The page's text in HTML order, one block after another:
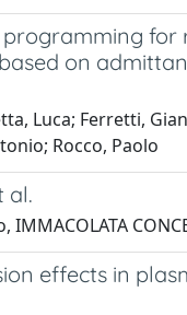
for
on
Luca; Ferretti,
Rocco, Paolo
al.
IMMACOLATA
effects in